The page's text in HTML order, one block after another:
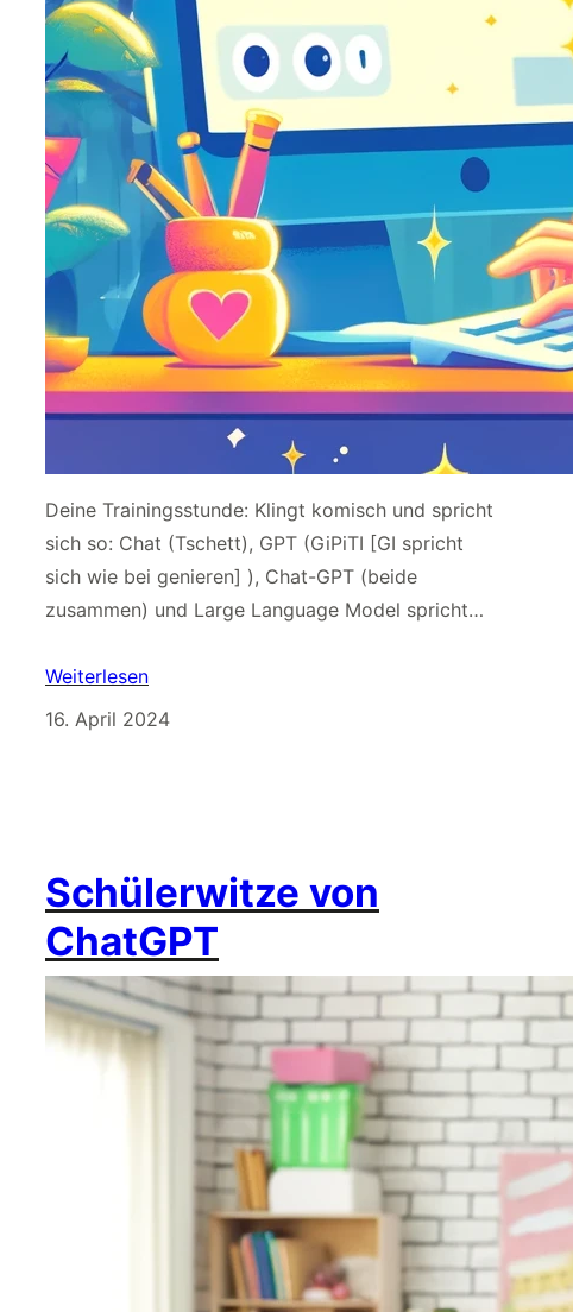
Deine Trainingsstunde: Klingt komisch und spricht
sich so: Chat (Tschett), GPT (GiPiTI [GI spricht
sich wie bei genieren] ), Chat-GPT (beide
zusammen) und Large Language Model spricht…
Weiterlesen
16. April 2024
Schülerwitze von
ChatGPT